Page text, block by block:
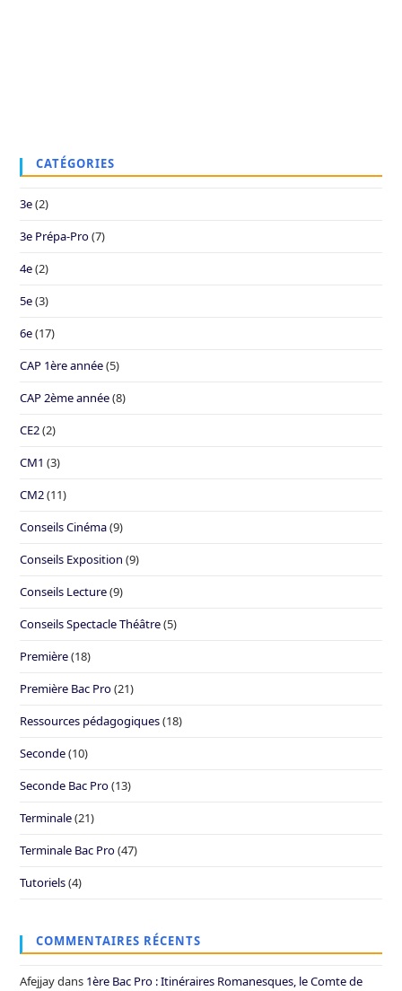
CATÉGORIES
3e(2)
3e Prépa-Pro(7)
4e(2)
5e(3)
6e(17)
CAP 1ère année(5)
CAP 2ème année(8)
CE2(2)
CM1 (3)
CM2(11)
Conseils Cinéma(9)
Conseils Exposition (9)
Conseils Lecture(9)
Conseils Spectacle Théâtre(5)
Première(18)
Première Bac Pro(21)
Ressources pédagogiques(18)
Seconde(10)
Seconde Bac Pro(13)
Terminale(21)
Terminale Bac Pro(47)
Tutoriels(4)
COMMENTAIRES RÉCENTS
Afejjaydans 1ère Bac Pro : Itinéraires Romanesques, le Comte de